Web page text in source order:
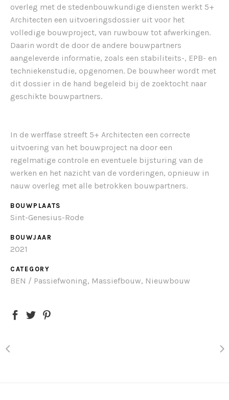
overleg met de stedenbouwkundige diensten werkt 5+
Architecten een uitvoeringsdossier uit voor het
volledige bouwproject, van ruwbouw tot afwerkingen.
Daarin wordt de door de andere bouwpartners
aangeleverde informatie, zoals een stabiliteits-, EPB- en
techniekenstudie, opgenomen. De bouwheer wordt met
dit dossier in de hand begeleid bij de zoektocht naar
geschikte bouwpartners.
In de werffase streeft 5+ Architecten een correcte
uitvoering van het bouwproject na door een
regelmatige controle en eventuele bijsturing van de
werken en het nazicht van de vorderingen, opnieuw in
nauw overleg met alle betrokken bouwpartners.
BOUWPLAATS
Sint-Genesius-Rode
BOUWJAAR
2021
CATEGORY
BEN / Passiefwoning, Massiefbouw, Nieuwbouw